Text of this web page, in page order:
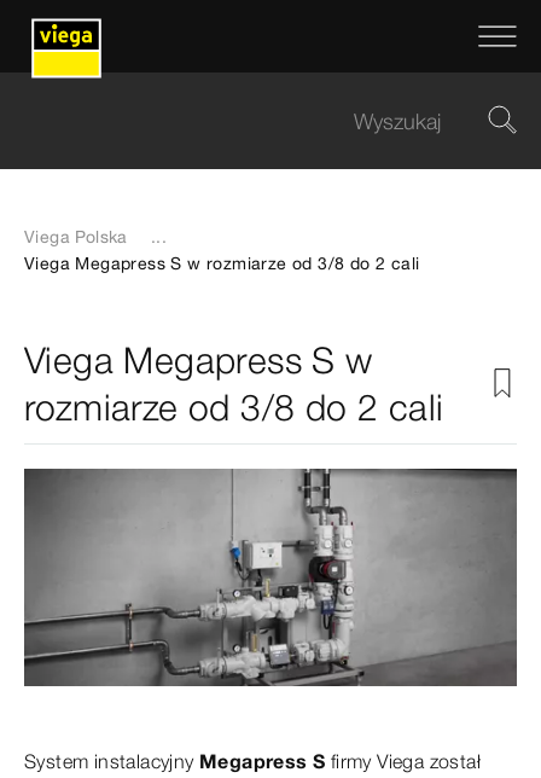
Viega Polska
...
Viega Megapress S w rozmiarze od 3/8 do 2 cali
Viega Megapress S w
rozmiarze od 3/8 do 2 cali
System instalacyjny Megapress S firmy Viega został